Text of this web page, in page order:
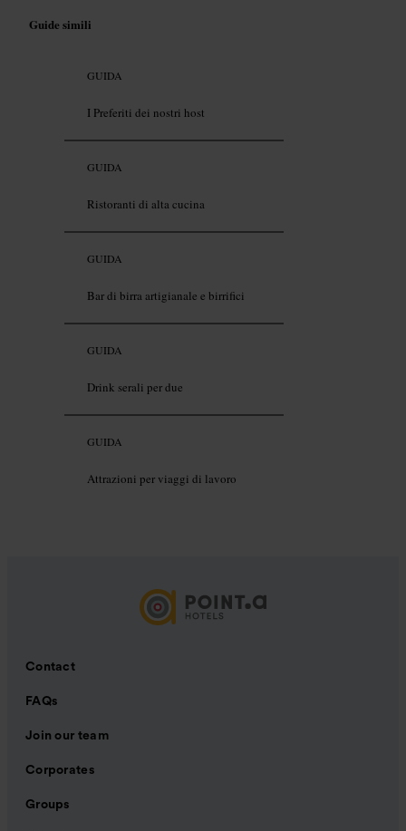
Guide simili
GUIDA
I Preferiti dei nostri host
GUIDA
Ristoranti di alta cucina
GUIDA
Bar di birra artigianale e birrifici
GUIDA
Drink serali per due
GUIDA
Attrazioni per viaggi di lavoro
Contact
FAQs
Join our team
Corporates
Groups